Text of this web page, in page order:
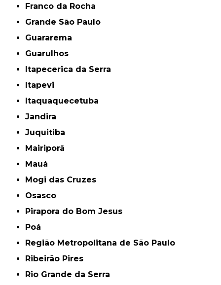
Franco da Rocha
Grande São Paulo
Guararema
Guarulhos
Itapecerica da Serra
Itapevi
Itaquaquecetuba
Jandira
Juquitiba
Mairiporã
Mauá
Mogi das Cruzes
Osasco
Pirapora do Bom Jesus
Poá
Região Metropolitana de São Paulo
Ribeirão Pires
Rio Grande da Serra